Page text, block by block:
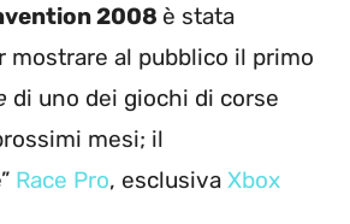
2008 è stata
mostrare al pubblico il primo
di uno dei giochi di corse
mesi; il
Race Pro, esclusiva Xbox